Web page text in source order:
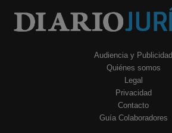
Audiencia y Publicidad
Quiénes somos
Legal
Privacidad
Contacto
Guía Colaboradores